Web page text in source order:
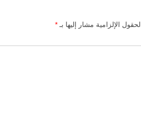
الإلزامية مشار إليها بـ*